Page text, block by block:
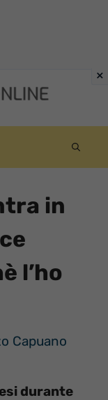
in
l’ho
Capuano
durante